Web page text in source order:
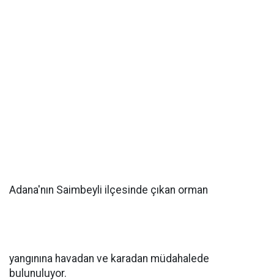
Adana'nın Saimbeyli ilçesinde çıkan orman
yangınına havadan ve karadan müdahalede
bulunuluyor.